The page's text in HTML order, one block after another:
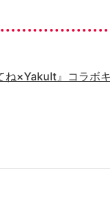
ね×Yakult』コラボ